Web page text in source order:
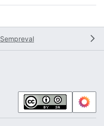
Sempreval